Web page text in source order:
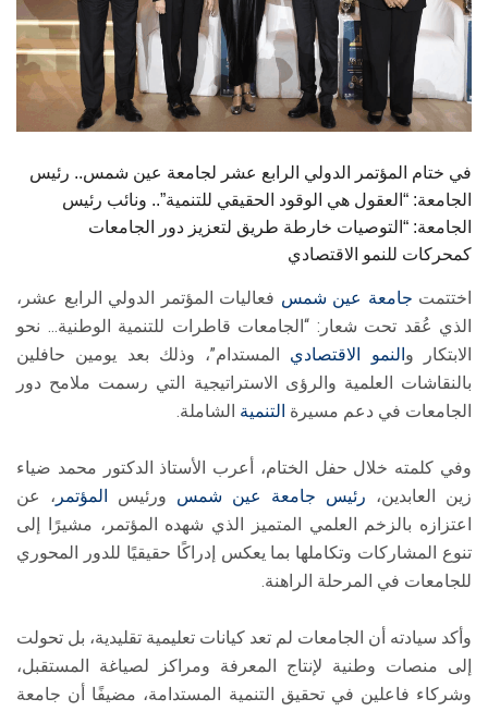
سجل الان
في ختام المؤتمر الدولي الرابع عشر لجامعة عين شمس.. رئيس
الجامعة: “العقول هي الوقود الحقيقي للتنمية”.. ونائب رئيس
الجامعة: “التوصيات خارطة طريق لتعزيز دور الجامعات
كمحركات للنمو الاقتصادي
اختتمت جامعة عين شمس فعاليات المؤتمر الدولي الرابع عشر،
الذي عُقد تحت شعار: “الجامعات قاطرات للتنمية الوطنية… نحو
الابتكار و النمو الاقتصادي المستدام”، وذلك بعد يومين حافلين
بالنقاشات العلمية والرؤى الاستراتيجية التي رسمت ملامح دور
الجامعات في دعم مسيرة التنمية الشاملة.
وفي كلمته خلال حفل الختام، أعرب الأستاذ الدكتور محمد ضياء
زين العابدين، رئيس جامعة عين شمس ورئيس المؤتمر ، عن
اعتزازه بالزخم العلمي المتميز الذي شهده المؤتمر، مشيرًا إلى
تنوع المشاركات وتكاملها بما يعكس إدراكًا حقيقيًا للدور المحوري
للجامعات في المرحلة الراهنة.
وأكد سيادته أن الجامعات لم تعد كيانات تعليمية تقليدية، بل تحولت
إلى منصات وطنية لإنتاج المعرفة ومراكز لصياغة المستقبل،
وشركاء فاعلين في تحقيق التنمية المستدامة، مضيفًا أن جامعة